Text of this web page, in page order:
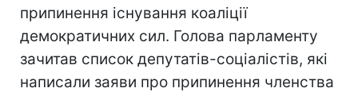
припинення існування коаліції
демократичних сил. Голова парламенту
зачитав список депутатів-соціалістів, які
написали заяви про припинення членства